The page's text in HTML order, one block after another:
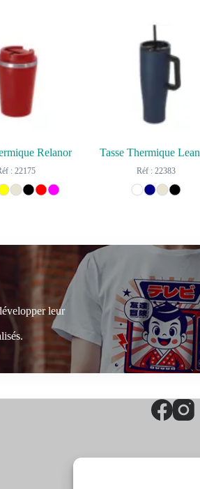
Relanor
: 22175 Réf : 22383
leur